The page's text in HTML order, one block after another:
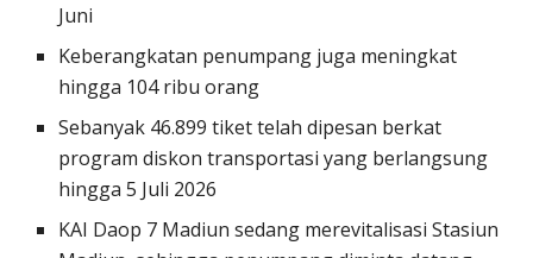
Juni
Keberangkatan penumpang juga meningkat
hingga 104 ribu orang
Sebanyak 46.899 tiket telah dipesan berkat
program diskon transportasi yang berlangsung
hingga 5 Juli 2026
KAI Daop 7 Madiun sedang merevitalisasi Stasiun